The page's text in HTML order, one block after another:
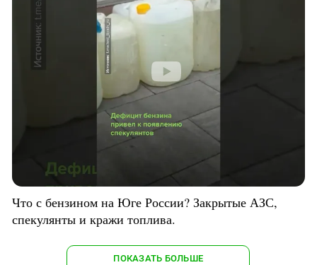
Что с бензином на Юге России? Закрытые АЗС,
спекулянты и кражи топлива.
ПОКАЗАТЬ БОЛЬШЕ